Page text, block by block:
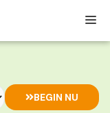
BEGIN NU